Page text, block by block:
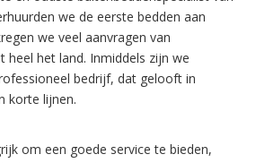
we de eerste bedden aan
we veel aanvragen van
heel het land. Inmiddels zijn we
bedrijf, dat gelooft in
korte lijnen.
om een goede service te bieden,